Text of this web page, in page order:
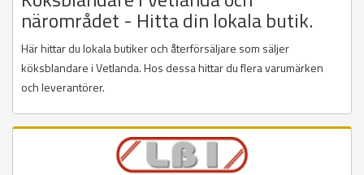
närområdet - Hitta din lokala butik.
Här hittar du lokala butiker och återförsäljare som säljer
köksblandare i Vetlanda. Hos dessa hittar du flera varumärken
och leverantörer.